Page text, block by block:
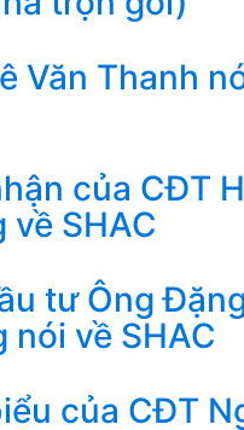
Văn Thanh
của CĐT
về SHAC
tư Ông
nói về SHAC
của CĐT